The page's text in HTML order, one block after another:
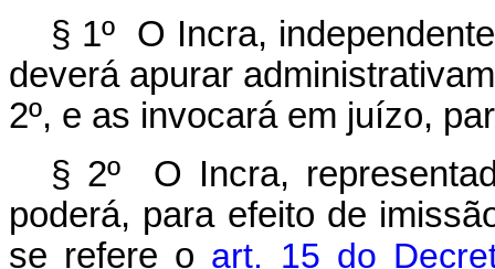
§ 1º O Incra,
deverá apurar
2º, e as invocará em juízo,
§ 2º O Incra,
poderá, para efeito de
se refere o art. 15 do